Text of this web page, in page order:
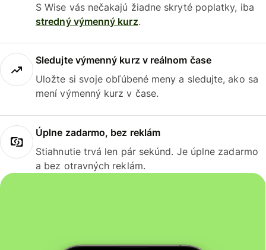
S Wise vás nečakajú žiadne skryté poplatky, iba
stredný výmenný kurz.
Sledujte výmenný kurz v reálnom čase
Uložte si svoje obľúbené meny a sledujte, ako sa
mení výmenný kurz v čase.
Úplne zadarmo, bez reklám
Stiahnutie trvá len pár sekúnd. Je úplne zadarmo
a bez otravných reklám.